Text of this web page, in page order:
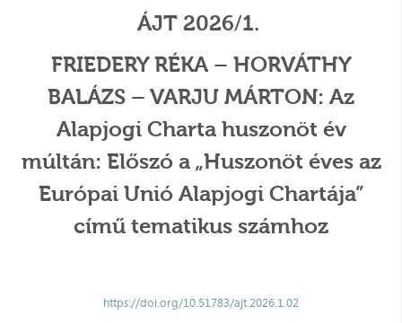
ÁJT 2026/1.
FRIEDERY RÉKA – HORVÁTHY
BALÁZS – VARJU MÁRTON: Az
Alapjogi Charta huszonöt év
múltán: Előszó a „Huszonöt éves az
Európai Unió Alapjogi Chartája”
című tematikus számhoz
https://doi.org/10.51783/ajt.2026.1.02